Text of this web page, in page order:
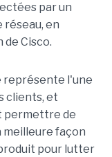
par un
réseau, en
Cisco.
représente l'une
clients, et
permettre de
meilleure façon
pour lutter